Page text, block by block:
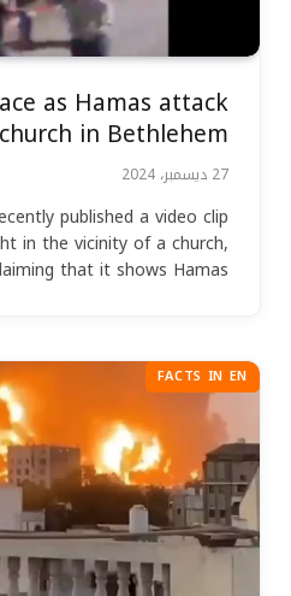
as Hamas attack
in Bethlehem
27 ديسمبر، 2024
published a video clip
in the vicinity of a church,
that it shows Hamas…
FACTS IN EN